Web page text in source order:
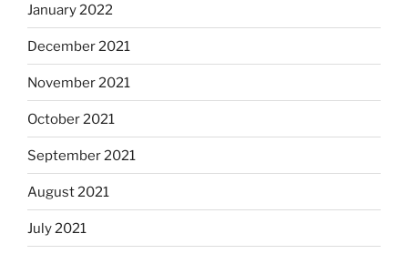
January 2022
December 2021
November 2021
October 2021
September 2021
August 2021
July 2021